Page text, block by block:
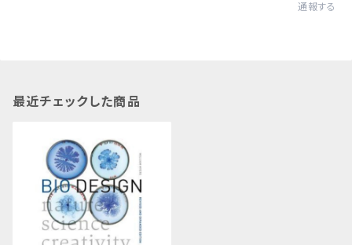
通報する
最近チェックした商品